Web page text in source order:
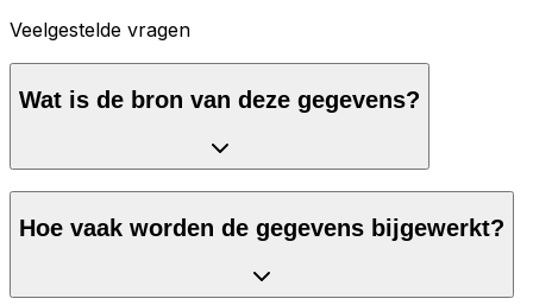
Veelgestelde vragen
Wat is de bron van deze gegevens?
Hoe vaak worden de gegevens bijgewerkt?